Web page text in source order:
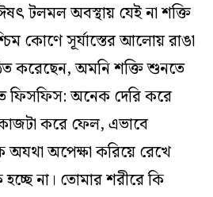
টলমল অবস্থায় যেই না শক্তি
কোণে সূর্যাস্তের আলোয় রাঙা
করেছেন, অমনি শক্তি শুনতে
ফিসফিস: অনেক দেরি করে
করে ফেল, এভাবে
অপেক্ষা করিয়ে রেখে
না। তোমার শরীরে কি